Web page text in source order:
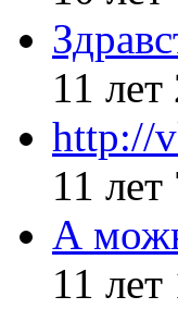
11 лет
http://
11 лет
А
11 лет